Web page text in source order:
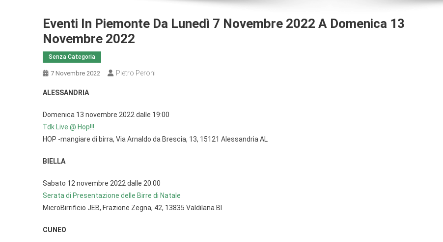
Eventi In Piemonte Da Lunedì 7 Novembre 2022 A Domenica 13
Novembre 2022
Senza Categoria
7 Novembre 2022 Pietro Peroni
ALESSANDRIA
Domenica 13 novembre 2022 dalle 19:00
Tdk Live @ Hop!!!
HOP -mangiare di birra, Via Arnaldo da Brescia, 13, 15121 Alessandria AL
BIELLA
Sabato 12 novembre 2022 dalle 20:00
Serata di Presentazione delle Birre di Natale
MicroBirrificio JEB, Frazione Zegna, 42, 13835 Valdilana BI
CUNEO